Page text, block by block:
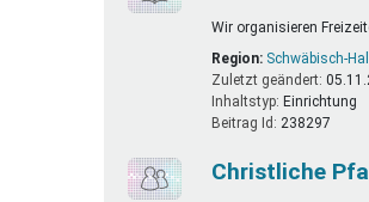
Wir organisieren
Region: Schwäbisch-Hall
Zuletzt geändert:
Inhaltstyp:
einrichtung
Beitrag Id:238297
Christliche